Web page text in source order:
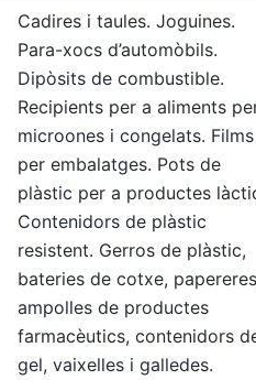
Cadires i taules. Joguines.
Para-xocs d’automòbils.
Dipòsits de combustible.
Recipients per a aliments
microones i congelats. Films
per embalatges. Pots de
plàstic per a productes
Contenidors de plàstic
resistent. Gerros de plàstic,
bateries de cotxe,
ampolles de productes
farmacèutics, contenidors
gel, vaixelles i galledes.